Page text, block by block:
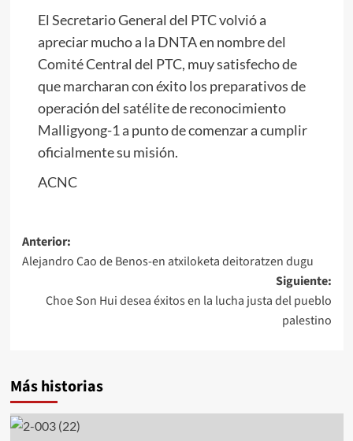
El Secretario General del PTC volvió a
apreciar mucho a la DNTA en nombre del
Comité Central del PTC, muy satisfecho de
que marcharan con éxito los preparativos de
operación del satélite de reconocimiento
Malligyong-1 a punto de comenzar a cumplir
oficialmente su misión.
ACNC
Navegación
de
entradas
Anterior:
Alejandro Cao de Benos-en atxiloketa deitoratzen dugu
Siguiente:
Choe Son Hui desea éxitos en la lucha justa del pueblo
palestino
Más historias